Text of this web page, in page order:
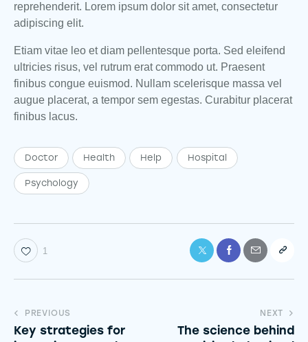
reprehenderit. Lorem ipsum dolor sit amet, consectetur
adipiscing elit.
Etiam vitae leo et diam pellentesque porta. Sed eleifend
ultricies risus, vel rutrum erat commodo ut. Praesent
finibus congue euismod. Nullam scelerisque massa vel
augue placerat, a tempor sem egestas. Curabitur placerat
finibus lacus.
Doctor Health Help Hospital
Psychology
1
PREVIOUS
Key strategies for
NEXT
The science behind